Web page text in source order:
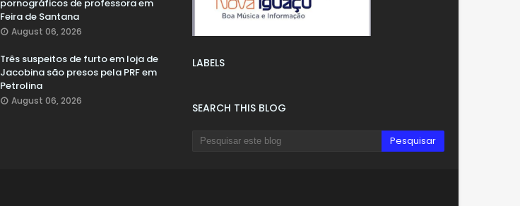
pornográficos de professora em
Feira de Santana
August 06, 2026
Três suspeitos de furto em loja de
Jacobina são presos pela PRF em
Petrolina
August 06, 2026
LABELS
SEARCH THIS BLOG